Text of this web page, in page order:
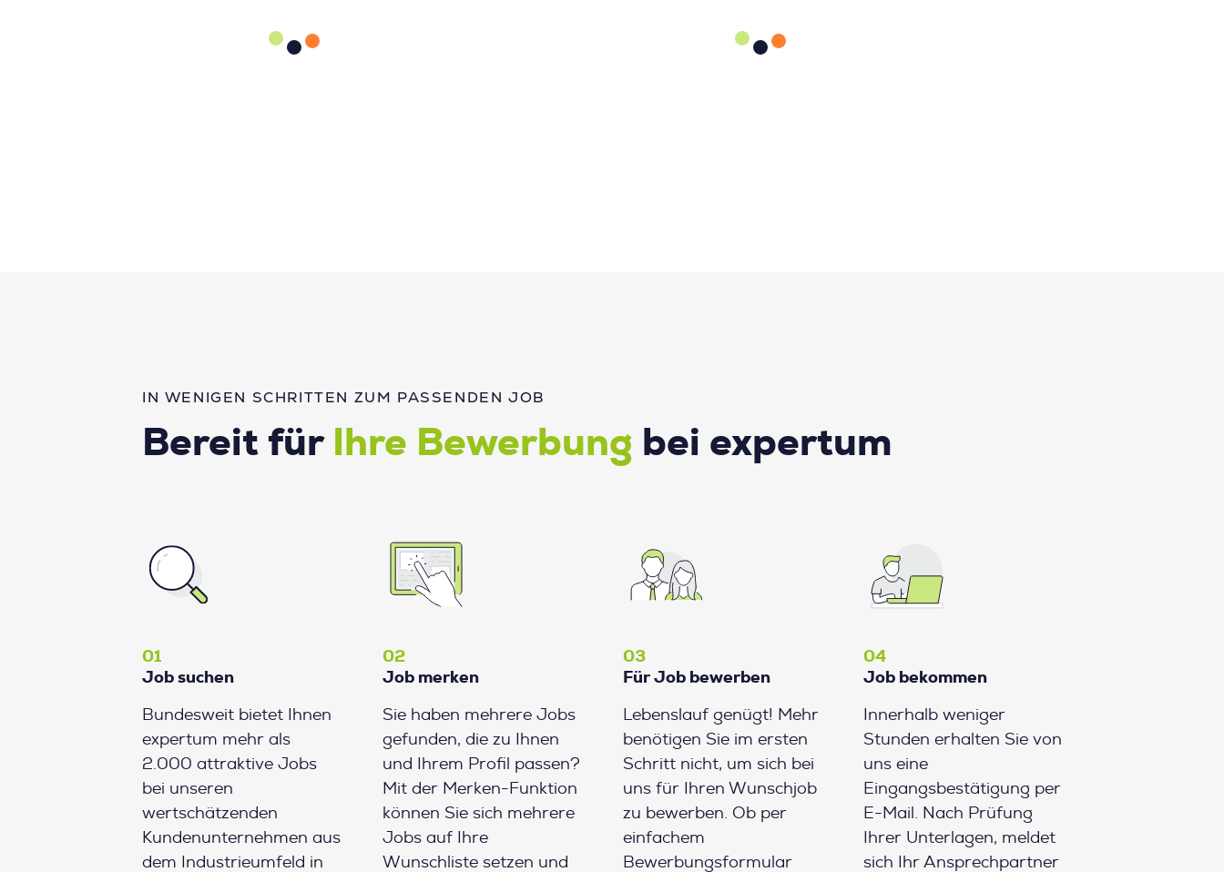
IN WENIGEN SCHRITTEN ZUM PASSENDEN JOB
Bereit für Ihre Bewerbung bei expertum
01
Job suchen
Bundesweit bietet Ihnen
expertum mehr als
2.000 attraktive Jobs
bei unseren
wertschätzenden
Kundenunternehmen aus
dem Industrieumfeld in
02
Job merken
Sie haben mehrere Jobs
gefunden, die zu Ihnen
und Ihrem Profil passen?
Mit der Merken-Funktion
können Sie sich mehrere
Jobs auf Ihre
Wunschliste setzen und
03
Für Job bewerben
Lebenslauf genügt! Mehr
benötigen Sie im ersten
Schritt nicht, um sich bei
uns für Ihren Wunschjob
zu bewerben. Ob per
einfachem
Bewerbungsformular
04
Job bekommen
Innerhalb weniger
Stunden erhalten Sie von
uns eine
Eingangsbestätigung per
E-Mail. Nach Prüfung
Ihrer Unterlagen, meldet
sich Ihr Ansprechpartner